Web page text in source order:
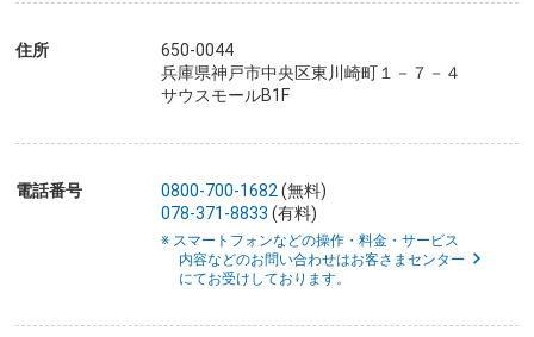
住所
650-0044
兵庫県神戸市中央区東川崎町１－７－４
サウスモールB1F
電話番号 0800-700-1682 (無料)
078-371-8833 (有料)
※ スマートフォンなどの操作・料金・サービス
内容などのお問い合わせはお客さまセンター
にてお受けしております。